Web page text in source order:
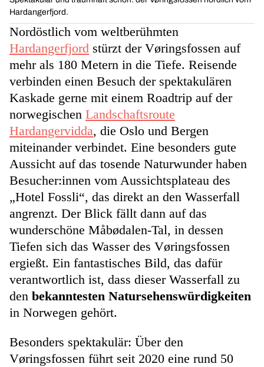
Hardangerfjord.
Nordöstlich vom weltberühmten
Hardangerfjord stürzt der Vøringsfossen auf
mehr als 180 Metern in die Tiefe. Reisende
verbinden einen Besuch der spektakulären
Kaskade gerne mit einem Roadtrip auf der
norwegischen Landschaftsroute
Hardangervidda, die Oslo und Bergen
miteinander verbindet. Eine besonders gute
Aussicht auf das tosende Naturwunder haben
Besucher:innen vom Aussichtsplateau des
„Hotel Fossli“, das direkt an den Wasserfall
angrenzt. Der Blick fällt dann auf das
wunderschöne Måbødalen-Tal, in dessen
Tiefen sich das Wasser des Vøringsfossen
ergießt. Ein fantastisches Bild, das dafür
verantwortlich ist, dass dieser Wasserfall zu
den bekanntesten Natursehenswürdigkeiten
in Norwegen gehört.
Besonders spektakulär: Über den
Vøringsfossen führt seit 2020 eine rund 50